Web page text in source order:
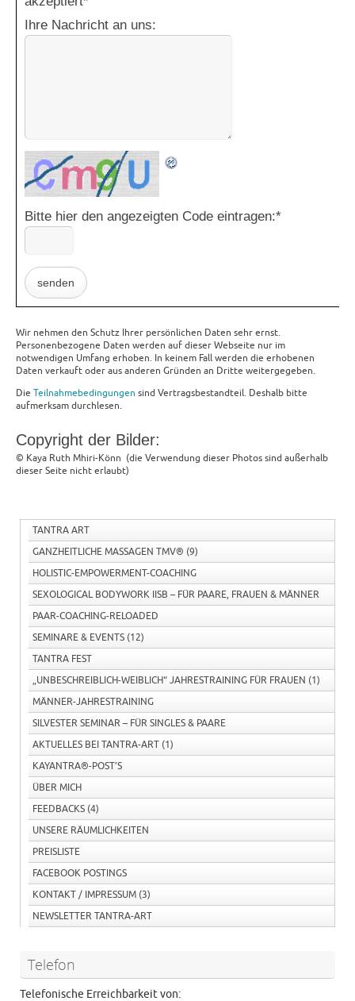
Ihre Nachricht an uns:
Bitte hier den angezeigten Code eintragen:*
Wir nehmen den Schutz Ihrer persönlichen Daten sehr ernst.
Personenbezogene Daten werden auf dieser Webseite nur im
notwendigen Umfang erhoben. In keinem Fall werden die erhobenen
Daten verkauft oder aus anderen Gründen an Dritte weitergegeben.
Die Teilnahmebedingungen sind Vertragsbestandteil. Deshalb bitte
aufmerksam durchlesen.
Copyright der Bilder:
© Kaya Ruth Mhiri-Könn (die Verwendung dieser Photos sind außerhalb
dieser Seite nicht erlaubt)
TANTRA ART
GANZHEITLICHE MASSAGEN TMV® (9)
HOLISTIC-EMPOWERMENT-COACHING
SEXOLOGICAL BODYWORK IISB – FÜR PAARE, FRAUEN & MÄNNER
PAAR-COACHING-RELOADED
SEMINARE & EVENTS (12)
TANTRA FEST
„UNBESCHREIBLICH-WEIBLICH“ JAHRESTRAINING FÜR FRAUEN (1)
MÄNNER-JAHRESTRAINING
SILVESTER SEMINAR – FÜR SINGLES & PAARE
AKTUELLES BEI TANTRA-ART (1)
KAYANTRA®-POST’S
ÜBER MICH
FEEDBACKS (4)
UNSERE RÄUMLICHKEITEN
PREISLISTE
FACEBOOK POSTINGS
KONTAKT / IMPRESSUM (3)
NEWSLETTER TANTRA-ART
Telefon
Telefonische Erreichbarkeit von: